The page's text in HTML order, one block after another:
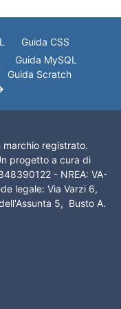
Guida CSS
Guida MySQL
Guida Scratch
marchio registrato.
progetto a cura di
- NREA: VA-
legale: Via Varzi 6,
5, Busto A.